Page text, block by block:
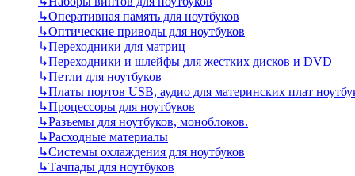
↳Оперативная память для ноутбуков
↳Оптические приводы для ноутбуков
↳Переходники для матриц
↳Переходники и шлейфы для жестких дисков и DVD
↳Петли для ноутбуков
↳Платы портов USB, аудио для материнских плат
↳Процессоры для ноутбуков
↳Разъемы для ноутбуков, моноблоков.
↳Расходные материалы
↳Системы охлаждения для ноутбуков
↳Тачпады для ноутбуков